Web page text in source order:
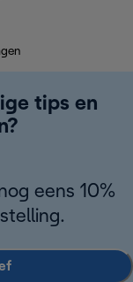
tips en
eens 10%